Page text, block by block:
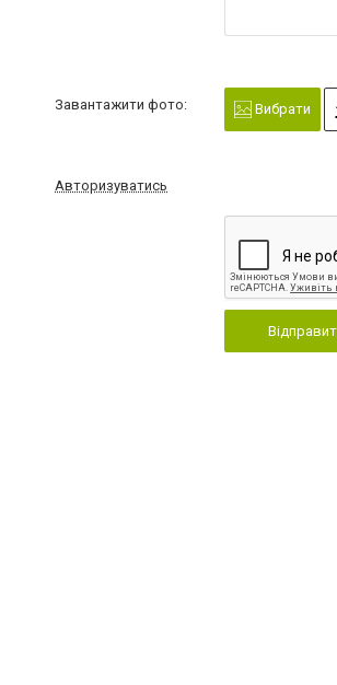
Завантажити фото: Вибрати
Авторизуватись